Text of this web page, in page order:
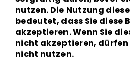
nutzen. Die Nutzung
bedeutet, dass Sie diese
akzeptieren. Wenn Sie
nicht akzeptieren, dürfen
nicht nutzen.